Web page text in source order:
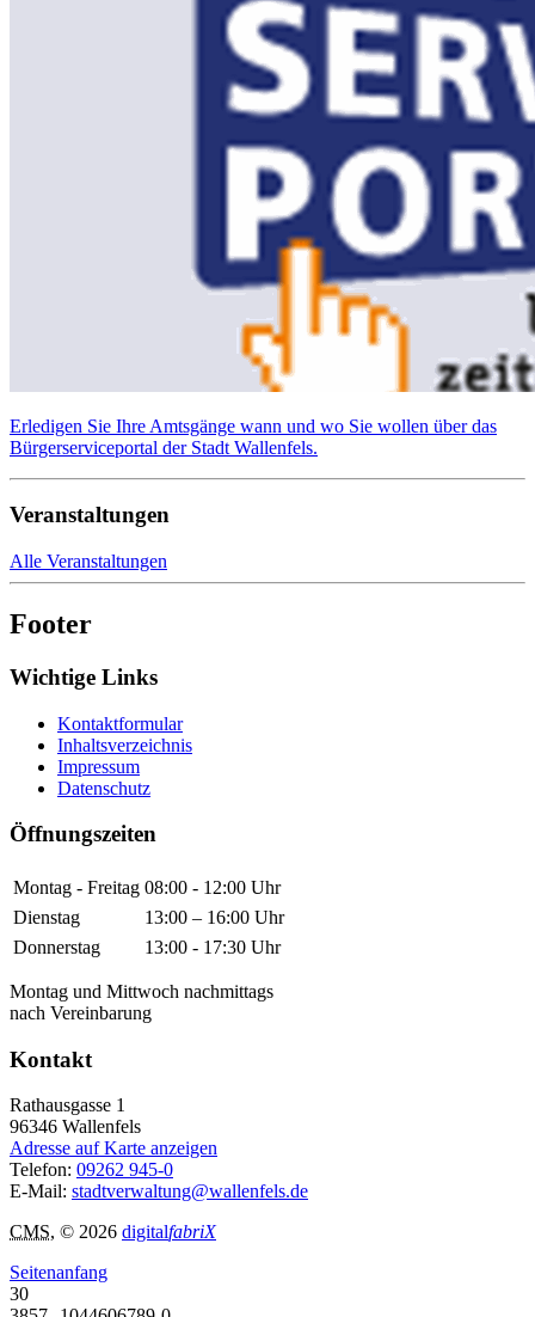
Erledigen Sie Ihre Amtsgänge wann und wo Sie wollen über das
Bürgerserviceportal der Stadt Wallenfels.
Veranstaltungen
Alle Veranstaltungen
Footer
Wichtige Links
Kontaktformular
Inhaltsverzeichnis
Impressum
Datenschutz
Öffnungszeiten
Montag - Freitag 08:00 - 12:00 Uhr
Dienstag
13:00 – 16:00 Uhr
Donnerstag
13:00 - 17:30 Uhr
Montag und Mittwoch nachmittags
nach Vereinbarung
Kontakt
Rathausgasse 1
96346 Wallenfels
Adresse auf Karte anzeigen
Telefon: 09262 945-0
E-Mail: stadtverwaltung@wallenfels.de
CMS, © 2026 digitalfabriX
Seitenanfang
30